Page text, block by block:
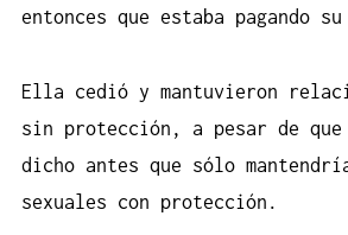
entonces que estaba pagando
Ella cedió y mantuvieron
sin protección, a pesar de
dicho antes que sólo
sexuales con protección.